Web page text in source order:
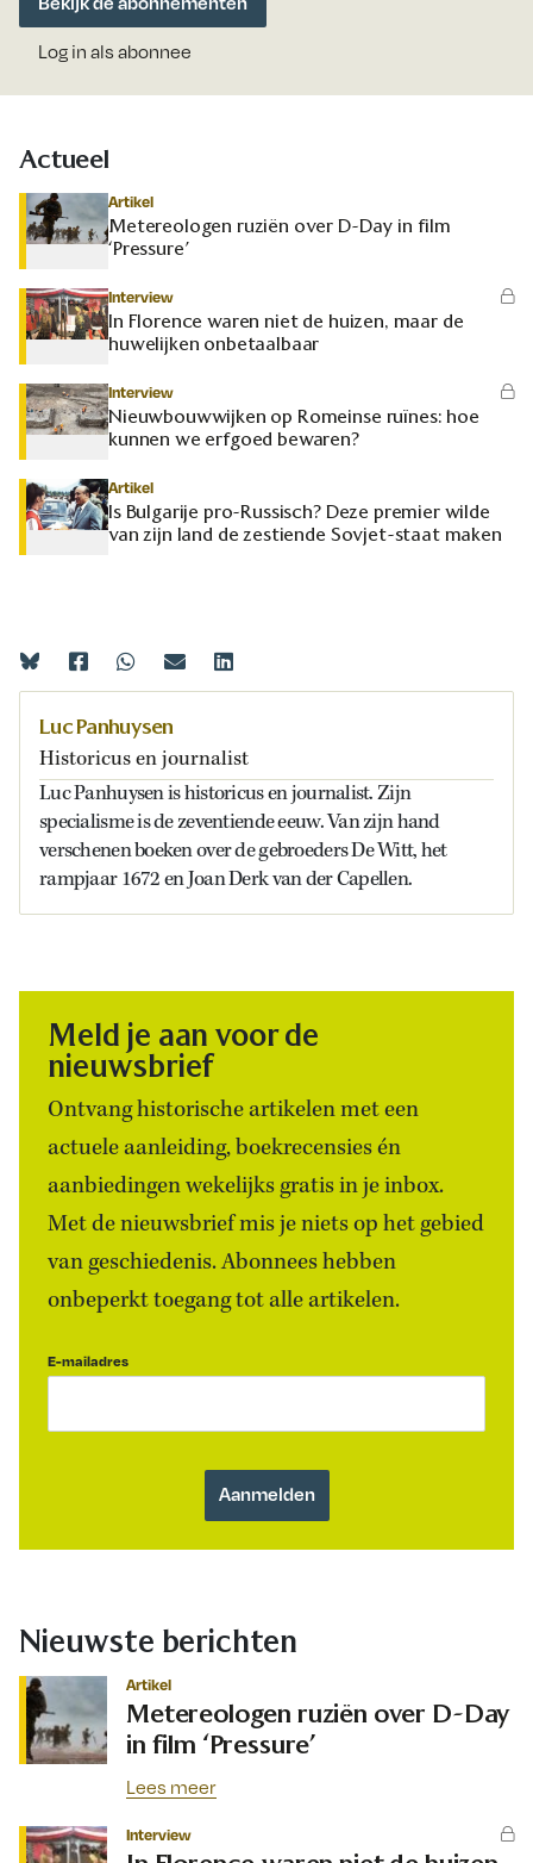
Log in als abonnee
Actueel
Artikel
Metereologen ruziën over D-Day in film
‘Pressure’
Interview
In Florence waren niet de huizen, maar de
huwelijken onbetaalbaar
Interview
Nieuwbouwwijken op Romeinse ruïnes: hoe
kunnen we erfgoed bewaren?
Artikel
Is Bulgarije pro-Russisch? Deze premier wilde
van zijn land de zestiende Sovjet-staat maken
Luc Panhuysen
Historicus en journalist
Luc Panhuysen is historicus en journalist. Zijn
specialisme is de zeventiende eeuw. Van zijn hand
verschenen boeken over de gebroeders De Witt, het
rampjaar 1672 en Joan Derk van der Capellen.
Meld je aan voor de
nieuwsbrief
Ontvang historische artikelen met een
actuele aanleiding, boekrecensies én
aanbiedingen wekelijks gratis in je inbox.
Met de nieuwsbrief mis je niets op het gebied
van geschiedenis. Abonnees hebben
onbeperkt toegang tot alle artikelen.
E-mailadres
Nieuwste berichten
Artikel
Metereologen ruziën over D-Day
in film ‘Pressure’
Lees meer
Interview